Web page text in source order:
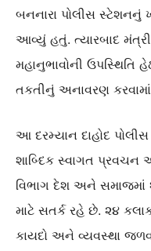
બનનારા પોલીસ સ્ટેશનનું
આવ્યું હતું. ત્યારબાદ
મહાનુભાવોની ઉપસ્થિતિ
તકતીનું અનાવરણ
આ દરમ્યાન દાહોદ
શાબ્દિક સ્વાગત
વિભાગ દેશ અને
માટે સતર્ક રહે છે. ૨૪
કાયદો અને વ્યવસ્થા